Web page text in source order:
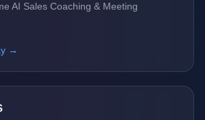
AI Sales Coaching & Meeting
→